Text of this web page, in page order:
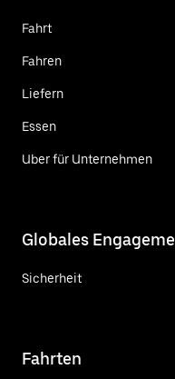
Fahrt
Fahren
Liefern
Essen
Uber für Unternehmen
Globales
Sicherheit
Fahrten